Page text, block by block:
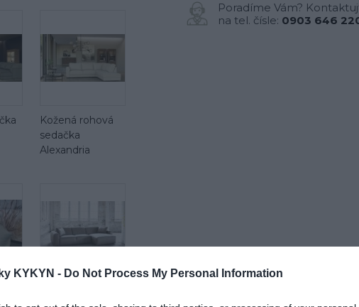
KYKYN - Do Not Process My Personal Information
Poradíme Vám?
na tel. čísle: 0903 646
Kožená rohová
sedačka
Alexandria